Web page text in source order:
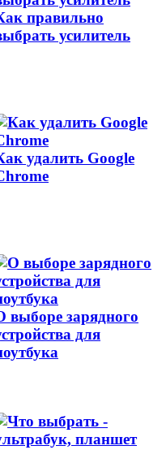
правильно
усилитель
удалить Google
выборе зарядного
для